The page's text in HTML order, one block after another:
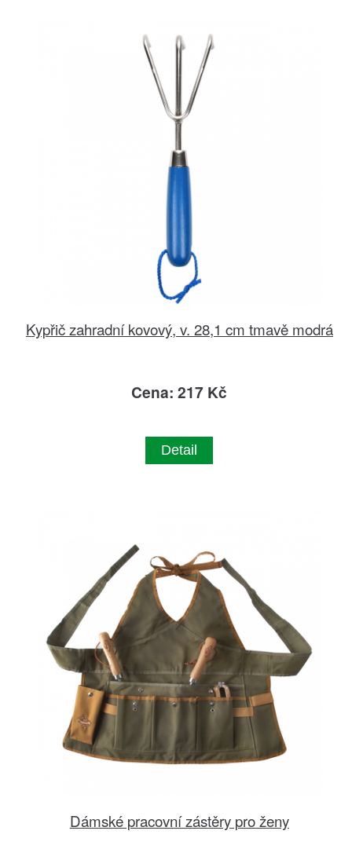
Kypřič zahradní kovový, v. 28,1 cm tmavě modrá
Cena: 217 Kč
Detail
Dámské pracovní zástěry pro ženy